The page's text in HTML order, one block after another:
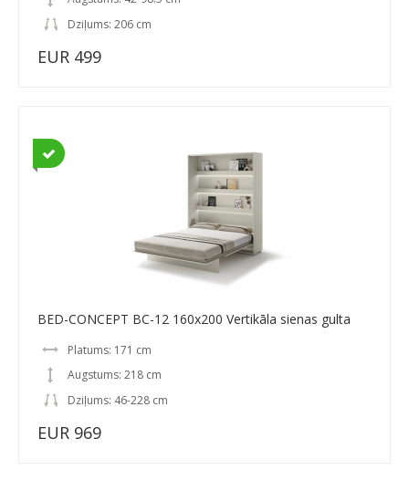
Dziļums: 206 cm
EUR 499
BED-CONCEPT BC-12 160x200 Vertikāla sienas gulta
Platums: 171 cm
Augstums: 218 cm
Dziļums: 46-228 cm
EUR 969